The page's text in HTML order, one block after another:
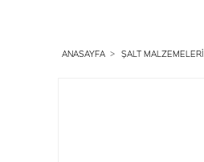
ANASAYFA ŞALT MALZEMELERI